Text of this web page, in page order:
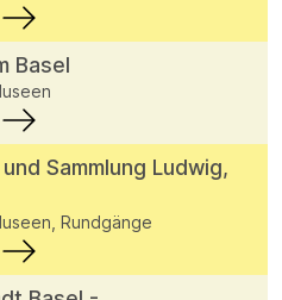
Basel
Sammlung Ludwig,
Rundgänge